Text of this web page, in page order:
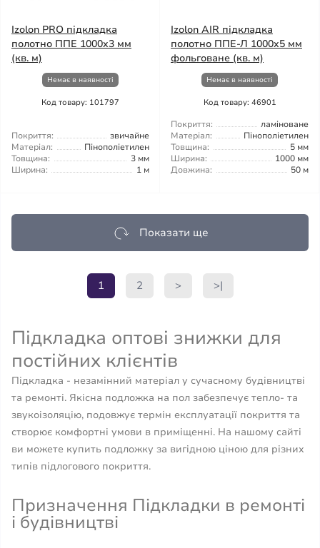
Izolon PRO підкладка
полотно ППЕ 1000x3 мм
(кв. м)
Немає в наявності
Код товару: 101797
Покриття:
звичайне
Матеріал:
Пінополіетилен
Товщина:
3 мм
Ширина:
1 м
Izolon AIR підкладка
полотно ППЕ-Л 1000x5 мм
фольговане (кв. м)
Немає в наявності
Код товару: 46901
Покриття:
ламіноване
Матеріал:
Пінополіетилен
Товщина:
5 мм
Ширина:
1000 мм
Довжина:
50 м
Показати ще
1 2 > >|
Підкладка оптові знижки для
постійних клієнтів
Підкладка - незамінний матеріал у сучасному будівництві
та ремонті. Якісна подложка на пол забезпечує тепло- та
звукоізоляцію, подовжує термін експлуатації покриття та
створює комфортні умови в приміщенні. На нашому сайті
ви можете купить подложку за вигідною ціною для різних
типів підлогового покриття.
Призначення Підкладки в ремонті
і будівництві